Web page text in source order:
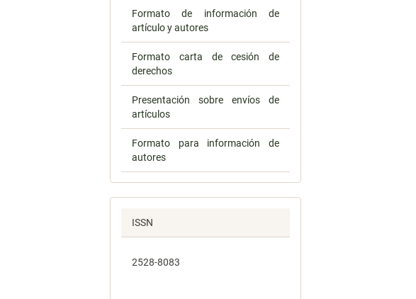
Formato de información de
artículo y autores
Formato carta de cesión de
derechos
Presentación sobre envíos de
artículos
Formato para información de
autores
ISSN
2528-8083